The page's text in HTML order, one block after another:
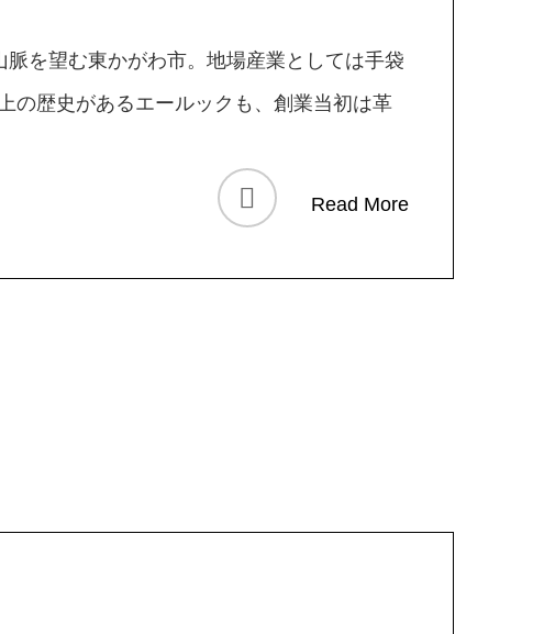
を望む東かがわ市。地場産業としては手袋
の歴史があるエールックも、創業当初は革
Read More